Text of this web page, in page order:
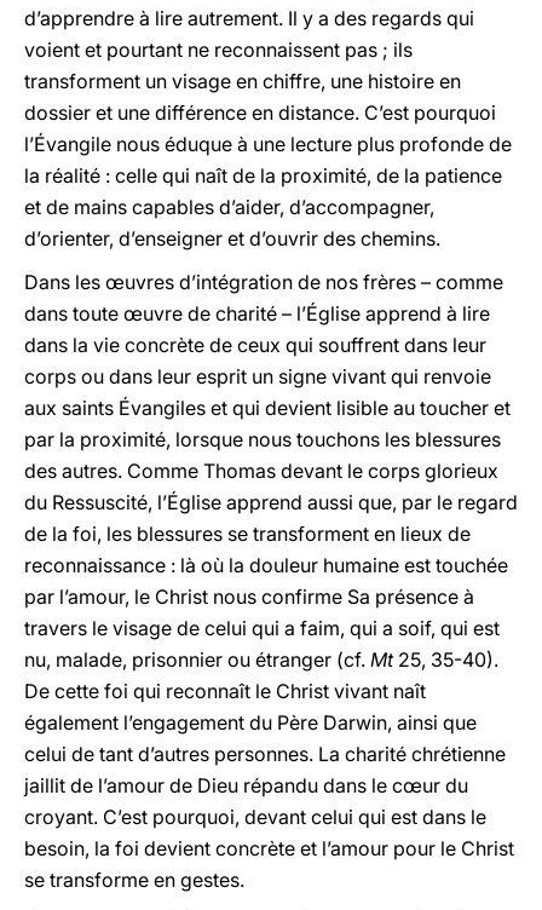
d’apprendre à lire autrement. Il y a des regards qui
voient et pourtant ne reconnaissent pas ; ils
transforment un visage en chiffre, une histoire en
dossier et une différence en distance. C’est pourquoi
l’Évangile nous éduque à une lecture plus profonde de
la réalité : celle qui naît de la proximité, de la patience
et de mains capables d’aider, d’accompagner,
d’orienter, d’enseigner et d’ouvrir des chemins.
Dans les œuvres d’intégration de nos frères – comme
dans toute œuvre de charité – l’Église apprend à lire
dans la vie concrète de ceux qui souffrent dans leur
corps ou dans leur esprit un signe vivant qui renvoie
aux saints Évangiles et qui devient lisible au toucher et
par la proximité, lorsque nous touchons les blessures
des autres. Comme Thomas devant le corps glorieux
du Ressuscité, l’Église apprend aussi que, par le regard
de la foi, les blessures se transforment en lieux de
reconnaissance : là où la douleur humaine est touchée
par l’amour, le Christ nous confirme Sa présence à
travers le visage de celui qui a faim, qui a soif, qui est
nu, malade, prisonnier ou étranger (cf. Mt25, 35-40).
De cette foi qui reconnaît le Christ vivant naît
également l’engagement du Père Darwin, ainsi que
celui de tant d’autres personnes. La charité chrétienne
jaillit de l’amour de Dieu répandu dans le cœur du
croyant. C’est pourquoi, devant celui qui est dans le
besoin, la foi devient concrète et l’amour pour le Christ
se transforme en gestes.